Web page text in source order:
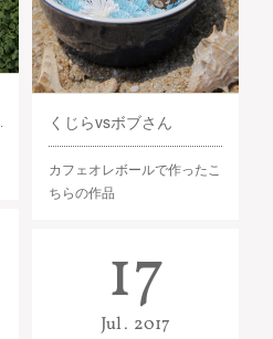
くじらvsボブさん
カフェオレボールで作ったこ
ちらの作品
17
Jul 2017